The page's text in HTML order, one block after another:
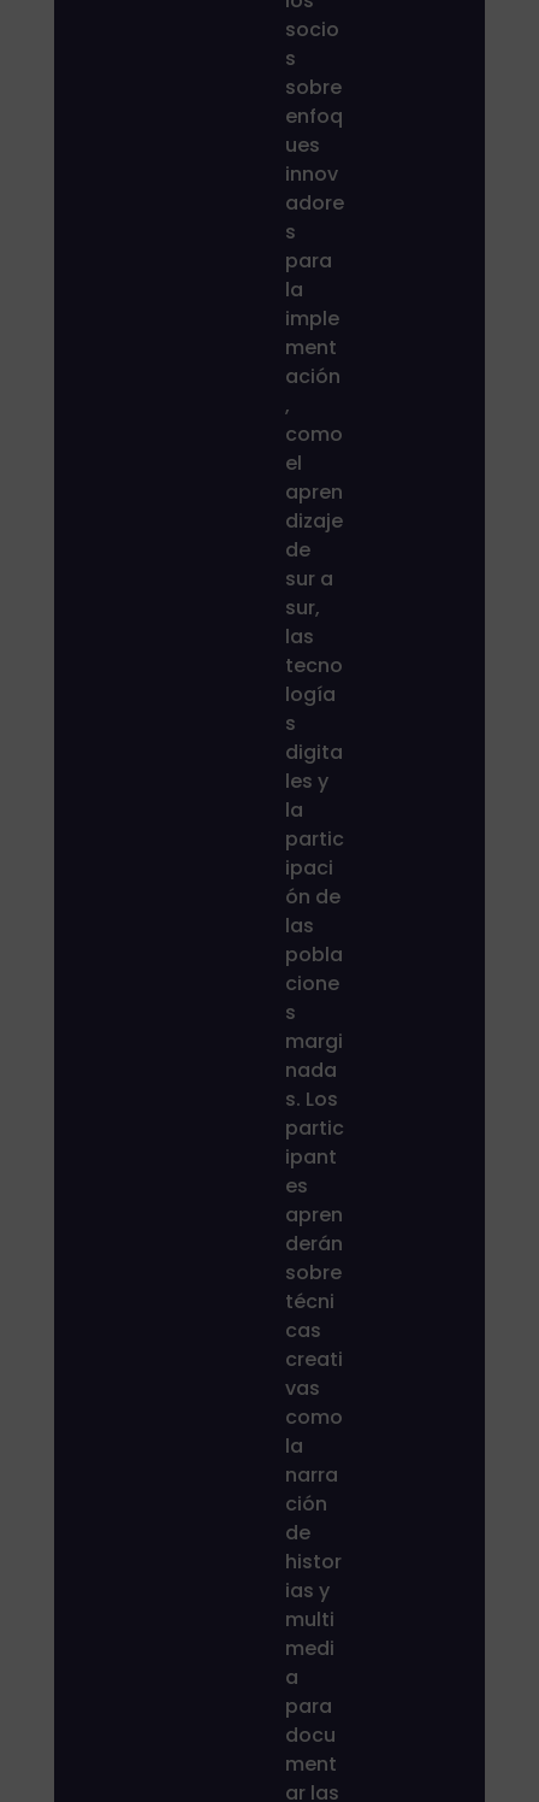
socio
s
sobre
enfoq
ues
innov
adore
s
para
la
imple
ment
ación
,
como
el
apren
dizaje
de
sur a
sur,
las
tecno
logía
s
digita
les y
la
partic
ipaci
ón de
las
pobla
cione
s
margi
nada
s. Los
partic
ipant
es
apren
derán
sobre
técni
cas
creati
vas
como
la
narra
ción
de
histor
ias y
multi
medi
a
para
docu
ment
ar las